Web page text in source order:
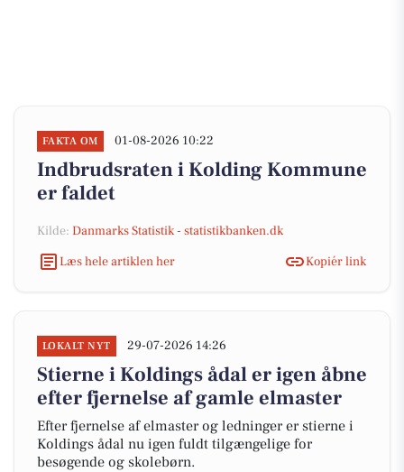
FAKTA OM 01-08-2026 10:22
Indbrudsraten i Kolding Kommune
er faldet
Kilde: Danmarks Statistik - statistikbanken.dk
Læs hele artiklen her
Kopiér link
LOKALT NYT 29-07-2026 14:26
Stierne i Koldings ådal er igen åbne
efter fjernelse af gamle elmaster
Efter fjernelse af elmaster og ledninger er stierne i
Koldings ådal nu igen fuldt tilgængelige for
besøgende og skolebørn.